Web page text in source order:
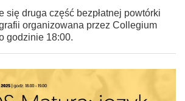
się druga część bezpłatnej powtórki
organizowana przez Collegium
godzinie 18:00.